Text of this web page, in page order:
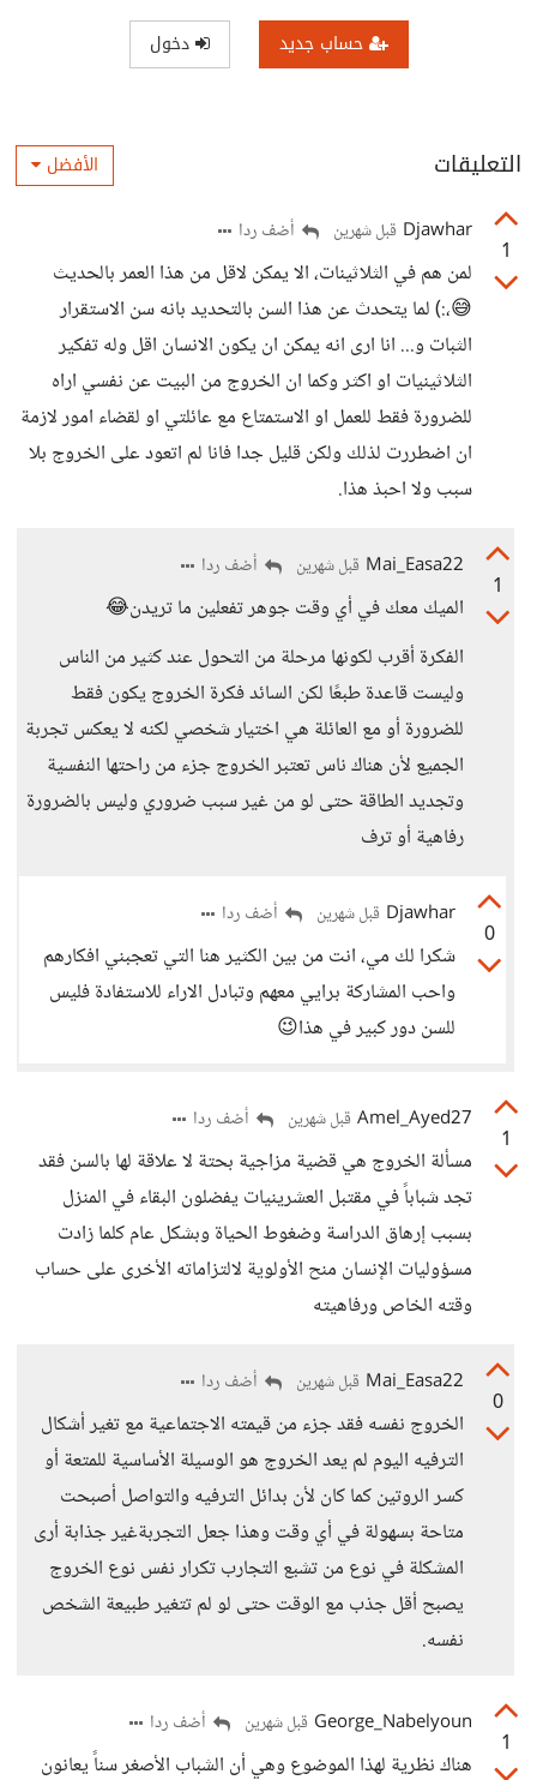
حساب جديد دخول
التعليقات الأفضل
1
Djawhar قبل شهرين أضف ردا
لمن هم في الثلاثينات، الا يمكن لاقل من هذا العمر بالحديث
😅،:) لما يتحدث عن هذا السن بالتحديد بانه سن الاستقرار
الثبات و... انا ارى انه يمكن ان يكون الانسان اقل وله تفكير
الثلاثينيات او اكثر وكما ان الخروج من البيت عن نفسي اراه
للضرورة فقط للعمل او الاستمتاع مع عائلتي او لقضاء امور لازمة
ان اضطررت لذلك ولكن قليل جدا فانا لم اتعود على الخروج بلا
سبب ولا احبذ هذا.
1
Mai_Easa22 قبل شهرين أضف ردا
الميك معك في أي وقت جوهر تفعلين ما تريدن😂
الفكرة أقرب لكونها مرحلة من التحول عند كثير من الناس
وليست قاعدة طبعًا لكن السائد فكرة الخروج يكون فقط
للضرورة أو مع العائلة هي اختيار شخصي لكنه لا يعكس تجربة
الجميع لأن هناك ناس تعتبر الخروج جزء من راحتها النفسية
وتجديد الطاقة حتى لو من غير سبب ضروري وليس بالضرورة
رفاهية أو ترف
0
Djawhar قبل شهرين أضف ردا
شكرا لك مي، انت من بين الكثير هنا التي تعجبني افكارهم
واحب المشاركة برايي معهم وتبادل الاراء للاستفادة فليس
للسن دور كبير في هذا😉
1
Amel_Ayed27 قبل شهرين أضف ردا
مسألة الخروج هي قضية مزاجية بحتة لا علاقة لها بالسن فقد
تجد شباباً في مقتبل العشرينيات يفضلون البقاء في المنزل
بسبب إرهاق الدراسة وضغوط الحياة وبشكل عام كلما زادت
مسؤوليات الإنسان منح الأولوية لالتزاماته الأخرى على حساب
وقته الخاص ورفاهيته
0
Mai_Easa22 قبل شهرين أضف ردا
الخروج نفسه فقد جزء من قيمته الاجتماعية مع تغير أشكال
الترفيه اليوم لم يعد الخروج هو الوسيلة الأساسية للمتعة أو
كسر الروتين كما كان لأن بدائل الترفيه والتواصل أصبحت
متاحة بسهولة في أي وقت وهذا جعل التجربةغير جذابة أرى
المشكلة في نوع من تشبع التجارب تكرار نفس نوع الخروج
يصبح أقل جذب مع الوقت حتى لو لم تتغير طبيعة الشخص
نفسه.
1
George_Nabelyoun قبل شهرين أضف ردا
هناك نظرية لهذا الموضوع وهي أن الشباب الأصغر سناً يعانون